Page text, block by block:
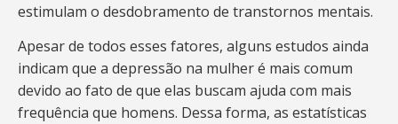
estimulam o desdobramento de transtornos mentais.
Apesar de todos esses fatores, alguns estudos ainda
indicam que a depressão na mulher é mais comum
devido ao fato de que elas buscam ajuda com mais
frequência que homens. Dessa forma, as estatísticas